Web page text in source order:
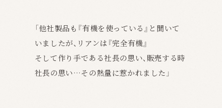
「他社製品も『有機を使っている』と聞いて
いましたが、リアンは『完全有機』
そして作り手である社長の思い、販売する時
社長の思い…その熱量に惹かれました」